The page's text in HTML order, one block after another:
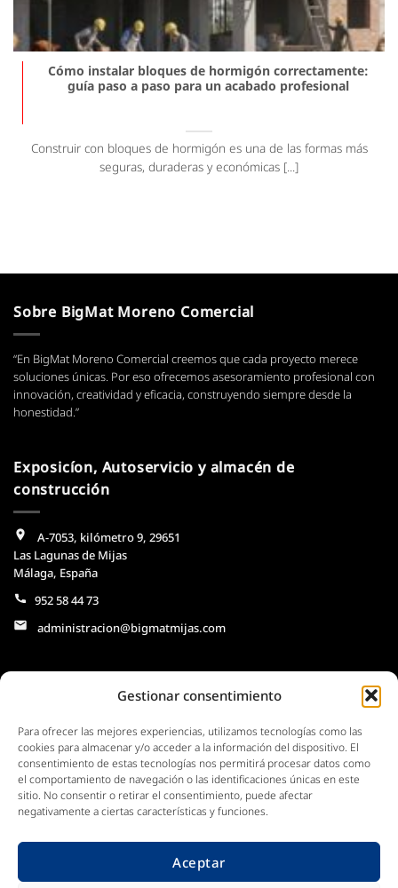
Gestionar consentimiento
Para ofrecer las mejores experiencias, utilizamos tecnologías como las
cookies para almacenar y/o acceder a la información del dispositivo. El
consentimiento de estas tecnologías nos permitirá procesar datos como
el comportamiento de navegación o las identificaciones únicas en este
sitio. No consentir o retirar el consentimiento, puede afectar
negativamente a ciertas características y funciones.
Aceptar
Cómo instalar bloques de hormigón correctamente:
guía paso a paso para un acabado profesional
Construir con bloques de hormigón es una de las formas más
seguras, duraderas y económicas [...]
Sobre BigMat Moreno Comercial
“En BigMat Moreno Comercial creemos que cada proyecto merece
soluciones únicas. Por eso ofrecemos asesoramiento profesional con
innovación, creatividad y eficacia, construyendo siempre desde la
honestidad.”
Exposicíon, Autoservicio y almacén de
construcción
A-7053, kilómetro 9, 29651
Las Lagunas de Mijas
Málaga, España
952 58 44 73
administracion@bigmatmijas.com
Horario
Construcción y Ferretería
Lunes a Viernes: 07.00 a 19.00
Sábado: 08.00 a 13.30 hs
Exposición
Lunes a Viernes : 08.00 a 19.00
Sábado: 09.00 a 13.30 hs